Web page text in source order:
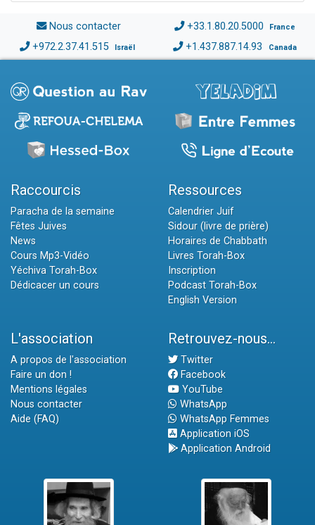
Nous contacter +33.1.80.20.5000 France
+972.2.37.41.515 Israël +1.437.887.14.93 Canada
Raccourcis
Paracha de la semaine
Fêtes Juives
News
Cours Mp3-Vidéo
Yéchiva Torah-Box
Dédicacer un cours
Ressources
Calendrier Juif
Sidour (livre de prière)
Horaires de Chabbath
Livres Torah-Box
Inscription
Podcast Torah-Box
English Version
L'association
A propos de l'association
Faire un don !
Mentions légales
Nous contacter
Aide (FAQ)
Retrouvez-nous...
Twitter
Facebook
YouTube
WhatsApp
WhatsApp Femmes
Application iOS
Application Android